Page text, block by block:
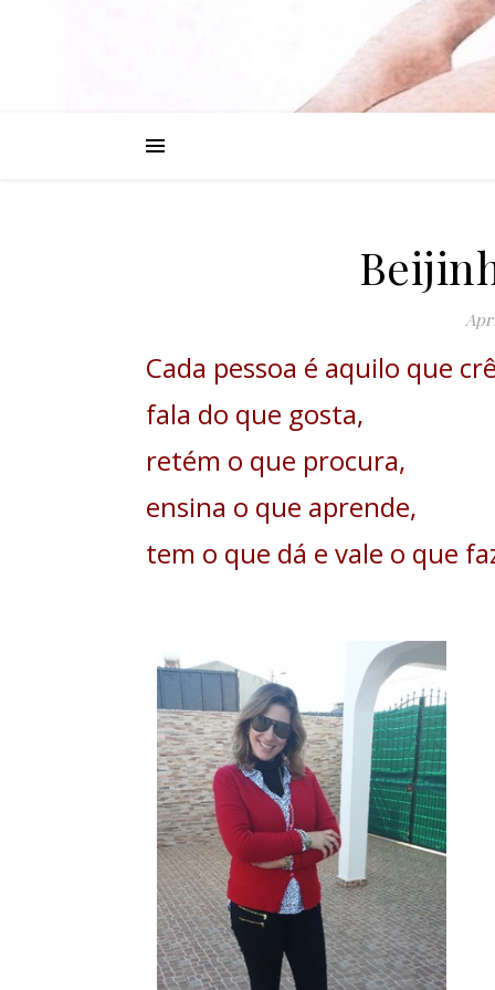
Cada pessoa é aquilo que
fala do que gosta,
retém o que procura,
ensina o que aprende,
tem o que dá e vale o que